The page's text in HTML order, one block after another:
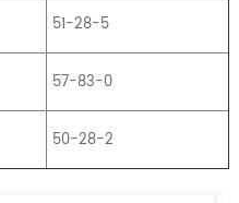
51-28-5
57-83-0
50-28-2